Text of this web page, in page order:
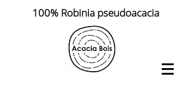
100% Robinia pseudoacacia